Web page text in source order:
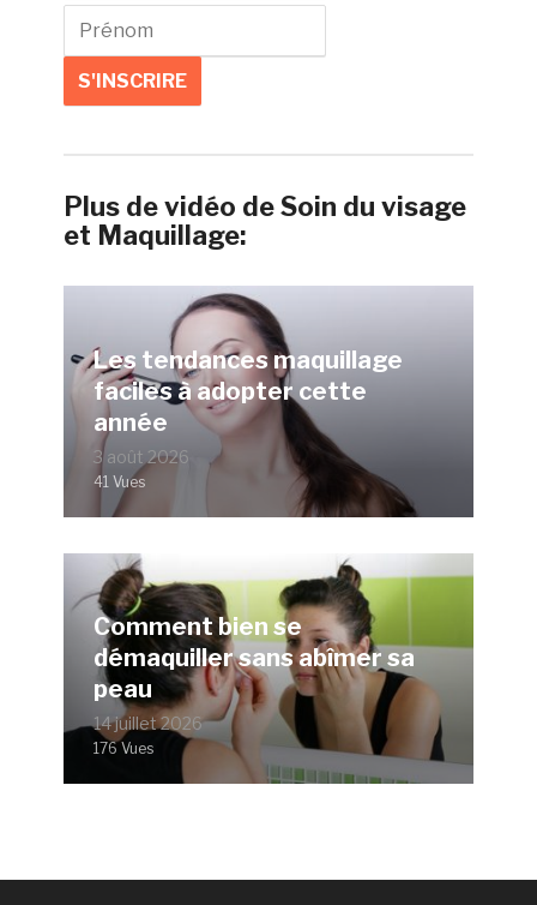
Plus de vidéo de Soin du visage
et Maquillage:
Les tendances maquillage
faciles à adopter cette
année
3 août 2026
41 Vues
Comment bien se
démaquiller sans abîmer sa
peau
14 juillet 2026
176 Vues